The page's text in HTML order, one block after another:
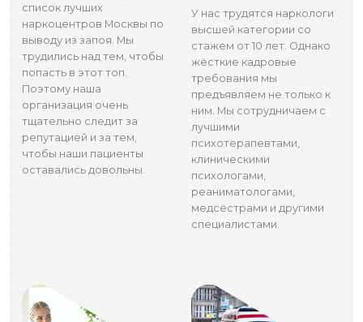
список лучших
наркоцентров Москвы по
выводу из запоя. Мы
трудились над тем, чтобы
попасть в этот топ.
Поэтому наша
организация очень
тщательно следит за
репутацией и за тем,
чтобы наши пациенты
оставались довольны.
У нас трудятся наркологи
высшей категории со
стажем от 10 лет. Однако
жёсткие кадровые
требования мы
предъявляем не только к
ним. Мы сотрудничаем с
лучшими
психотерапевтами,
клиническими
психологами,
реаниматологами,
медсёстрами и другими
специалистами.